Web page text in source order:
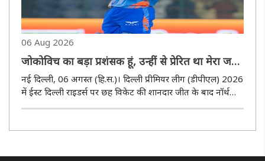
06 Aug 2026
जोकोविच का बड़ा प्रशंसक हूं, उन्हीं से प्रेरित था मेरा जश्न
: सार्थक रंजन
नई दिल्ली, 06 अगस्त (हि.स.)। दिल्ली प्रीमियर लीग (डीपीएल) 2026
में ईस्ट दिल्ली राइडर्स पर छह विकेट की शानदार जीत के बाद नॉर्थ
दिल्ली स्ट्राइकर्स के कप्तान सार्थक रंजन ने अपनी मैच जिताऊ पारी